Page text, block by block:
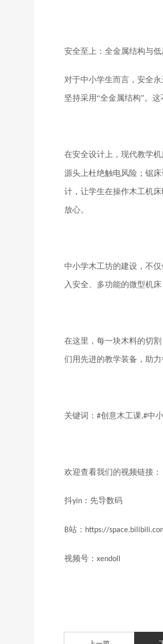
安全至上：全金属结构与低
对于中小学生而言，安全
坚持采用“全金属结构”。
在安全设计上，现代教学
源头上杜绝触电风险；锯
计，让学生在操作木工机
放心。
中小学木工坊的建设，不
入安全、多功能的微型机
在这里，每一块木料的切
们用先进的教学装备，助
关键词：#创意木工课,#中
欢迎查看我们的视频链接：
抖yin ：先导数码
B站： https://
视频号：xendoll